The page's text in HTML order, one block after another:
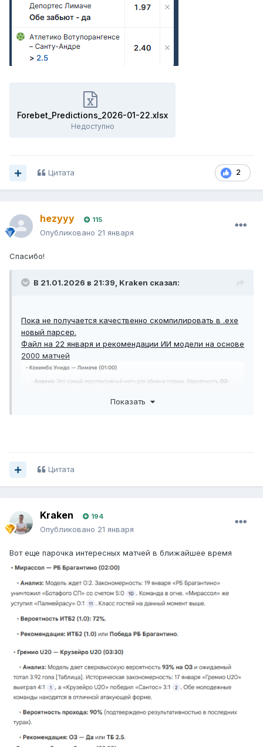
Forebet_Predictions_2026-01-22.xlsx
Недоступно
2
Цитата
hezyyy 115
Опубликовано 21 января
Спасибо!
В 21.01.2026 в 21:39, Kraken сказал:
Пока не получается качественно скомпилировать в .exe
новый парсер.
Файл на 22 января и рекомендации ИИ модели на основе
2000 матчей
Показать
Цитата
Kraken 194
Опубликовано 21 января
Вот еще парочка интересных матчей в ближайшее время